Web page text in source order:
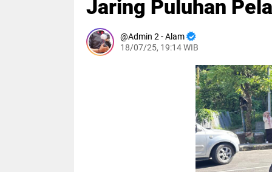
Jaring Puluhan
Admin 2 - Alam
18/07/25, 19:14 WIB